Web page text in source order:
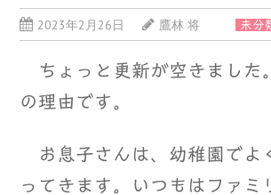
2023年2月26日 鷹林 将 未分
ちょっと更新が空きました
の理由です。
お息子さんは、幼稚園でよ
ってきます。いつもはファミ